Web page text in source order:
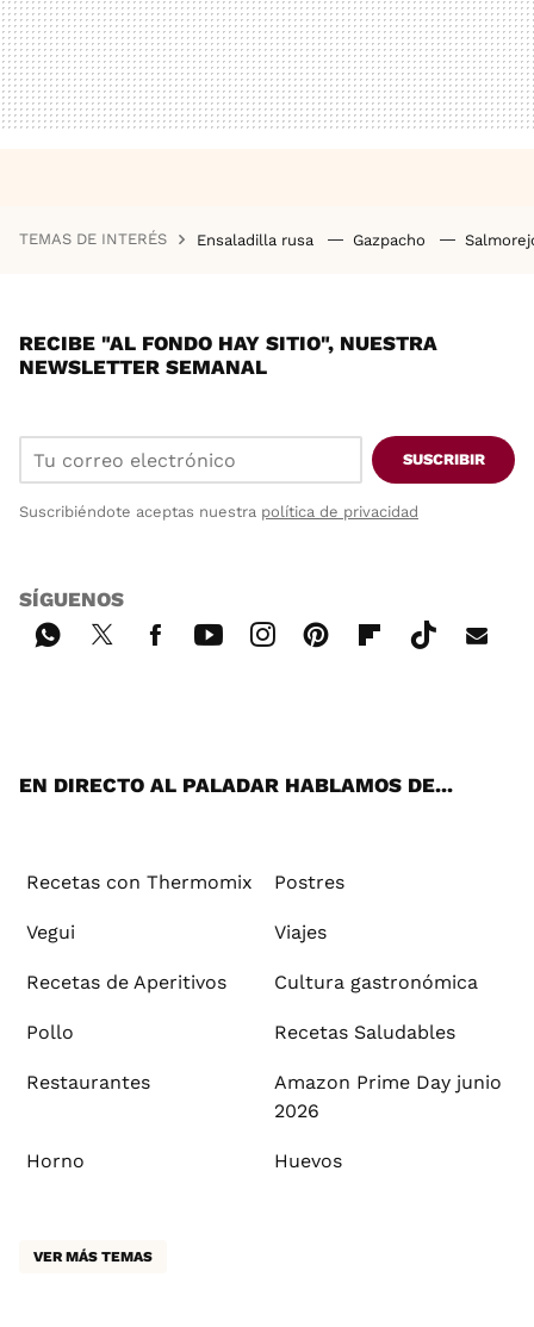
TEMAS DE INTERÉS Ensaladilla rusa Gazpacho
RECIBE "AL FONDO HAY SITIO", NUESTRA
NEWSLETTER SEMANAL
SUSCRIBIR
Suscribiéndote aceptas nuestra política de privacidad
SÍGUENOS
EN DIRECTO AL PALADAR HABLAMOS DE...
Recetas con Thermomix Postres
Vegui Viajes
Recetas de Aperitivos Cultura gastronómica
Pollo Recetas Saludables
Restaurantes
Amazon Prime Day junio
2026
Horno Huevos
VER MÁS TEMAS